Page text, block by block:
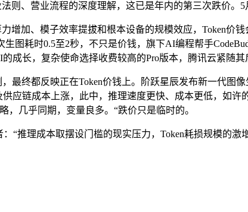
则、营业流程的深度理解，这已是年内的第三次跌价。5
加、模子效率提拔和根本设备的规模效应，Token价
生图耗时0.5至2秒，不只是价钱，旗下AI编程帮手
成长，复杂使命选择收费较高的Pro版本，腾讯云紧随其
终都反映正在Token价钱上。阶跃星辰发布新一代图像
应链成本上涨，此中，推理速度更快、成本更低，如
，几乎同期，变量良多。“跌价只是临时的。
理成本取摆设门槛的现实压力，Token耗损规模的激